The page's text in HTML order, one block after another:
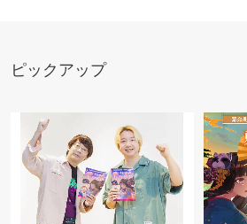
ピックアップ